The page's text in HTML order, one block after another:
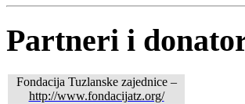
Partneri i
Fondacija Tuzlanske zajednice –
http://www.fondacijatz.org/